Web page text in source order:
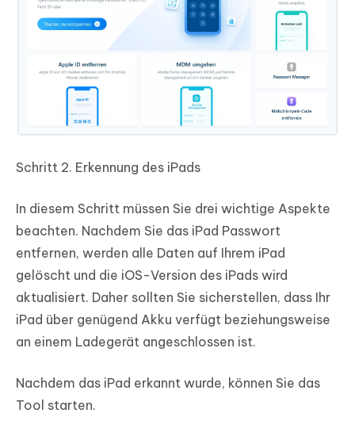
Schritt 2. Erkennung des iPads
In diesem Schritt müssen Sie drei wichtige Aspekte
beachten. Nachdem Sie das iPad Passwort
entfernen, werden alle Daten auf Ihrem iPad
gelöscht und die iOS-Version des iPads wird
aktualisiert. Daher sollten Sie sicherstellen, dass Ihr
iPad über genügend Akku verfügt beziehungsweise
an einem Ladegerät angeschlossen ist.
Nachdem das iPad erkannt wurde, können Sie das
Tool starten.